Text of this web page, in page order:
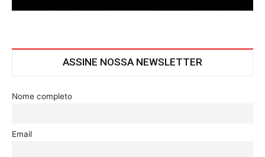
ASSINE NOSSA NEWSLETTER
Nome completo
Email